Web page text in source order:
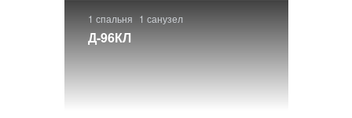
1 спальня 1 санузел
Д-96КЛ